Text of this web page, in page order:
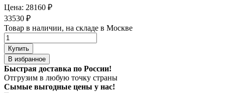
Цена: 28160 ₽
33530 ₽
Товар в наличии, на складе в Москве
Купить
В избранное
Быстрая доставка по России!
Отгрузим в любую точку страны
Сымые выгодные цены у нас!